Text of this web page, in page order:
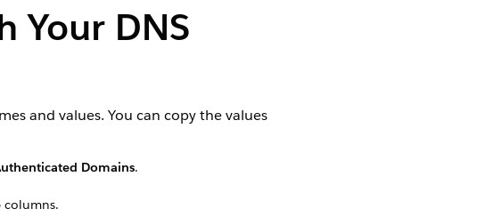
Your DNS
and values. You can copy the values
Domains.
columns.